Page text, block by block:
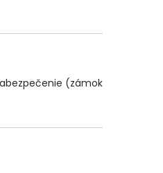
(zámok